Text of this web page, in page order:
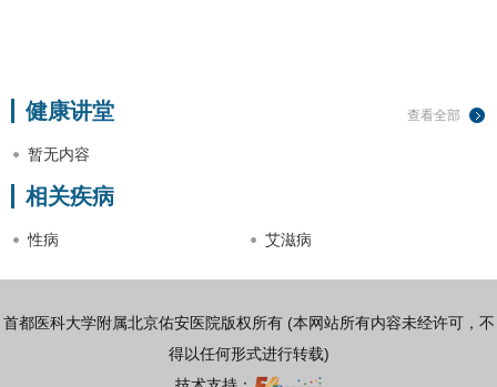
查看全部
健康讲堂
暂无内容
相关疾病
性病 艾滋病
首都医科大学附属北京佑安医院版权所有 (本网站所有内容未经许可，不
得以任何形式进行转载)